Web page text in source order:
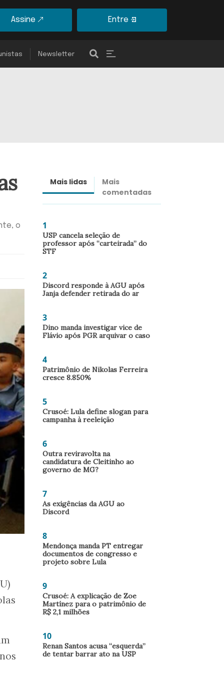
Assine Entre
Newsletter
o
Mais lidas
Mais
comentadas
1
USP cancela seleção de
professor após “carteirada” do
STF
2
Discord responde à AGU após
Janja defender retirada do ar
3
Dino manda investigar vice de
Flávio após PGR arquivar o caso
4
Patrimônio de Nikolas Ferreira
cresce 8.850%
5
Crusoé: Lula define slogan para
campanha à reeleição
6
Outra reviravolta na
candidatura de Cleitinho ao
governo de MG?
7
As exigências da AGU ao
Discord
8
Mendonça manda PT entregar
documentos de congresso e
projeto sobre Lula
9
Crusoé: A explicação de Zoe
Martínez para o patrimônio de
R$ 2,1 milhões
10
Renan Santos acusa “esquerda”
de tentar barrar ato na USP